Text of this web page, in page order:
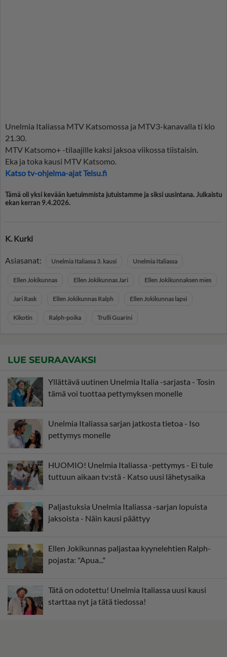
Unelmia Italiassa MTV Katsomossa ja MTV3-kanavalla ti klo
21.30.
MTV Katsomo+ -tilaajille kaksi jaksoa viikossa tiistaisin.
Eka ja toka kausi MTV Katsomo.
Katso tv-ohjelma-ajat Telsu.fi
Tämä oli yksi kevään luetuimmista jutuistamme ja siksi uusintana. Julkaistu
ekan kerran 9.4.2026.
K. Kurki
Asiasanat: Unelmia Italiassa 3. kausi Unelmia Italiassa
Ellen Jokikunnas Ellen Jokikunnas Jari Ellen Jokikunnaksen mies
Jari Rask Ellen Jokikunnas Ralph Ellen Jokikunnas lapsi
Kikotin Ralph-poika Trulli Guarini
LUE SEURAAVAKSI
Yllättävä uutinen Unelmia Italia -sarjasta - Tosin
tämä voi tuottaa pettymyksen monelle
Unelmia Italiassa sarjan jatkosta tietoa - Iso
pettymys monelle
HUOMIO! Unelmia Italiassa -pettymys - Ei tule
tuttuun aikaan tv:stä - Katso uusi lähetysaika
Paljastuksia Unelmia Italiassa -sarjan lopuista
jaksoista - Näin kausi päättyy
Ellen Jokikunnas paljastaa kyynelehtien Ralph-
pojasta: "Apua..."
Tätä on odotettu! Unelmia Italiassa uusi kausi
starttaa nyt ja tätä tiedossa!